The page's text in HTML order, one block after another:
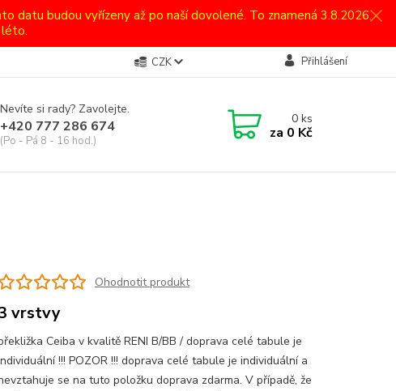
datu budou vyřízeny až po naší dovolené. To znamená 3.8.2026.
léto.
CZK Přihlášení
Nevíte si rady? Zavolejte.
+420 777 286 674
(Po - Pá 8 - 16 hod.)
0ks
za 0 Kč
Ohodnotit produkt
vrstvy
Ceiba v kvalitě RENI B/BB / doprava celé tabule je
!!! POZOR !!! doprava celé tabule je individuální a
se na tuto položku doprava zdarma. V případě, že